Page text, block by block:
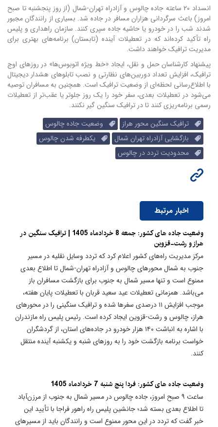
انسداد ۲۰ ساعته جاده چالوس و آزادراه تهران-شمال (از روز پنجشنبه تا صبح
امروز) باعث سرگردانی هزاران مسافر در جاده شد. بسیاری از رانندگان مجبور
شدند شب را در خودرو یا حاشیه جاده سپری کنند. سازمان راهداری و پلیس
راه تأکید کرده‌اند که در تعطیلات آینده (تابستان) برنامه‌های بهتری برای
مدیریت ترافیک خواهند داشت.
پیشنهاد کارشناسان حمل و نقل، ایجاد «خط ویژه اتوبوس‌ها» در روزهای اوج
ترافیک، افزایش تعداد دوربین‌های نظارتی و نصب تابلوهای هشدار دیجیتال
با اطلاع‌رسانی لحظه‌ای از وضعیت ترافیک است. همچنین به مسافران توصیه
می‌شود در تعطیلات بعدی، سفر خود را یک روز جلوتر یا عقب‌تر از تعطیلات
رسمی برنامه‌ریزی کنند تا در ترافیک سنگین گیر نکنند.
ترافیک سنگین محور هراز
وضعیت جاده چالوس
بازگشایی آزادراه تهران شمال
یکطرفه شدن چالوس
محدودیت تردد در چالوس
اخبار مرتبط
وضعیت جاده های کشور: جمعه 8 خردادماه 1405 | ترافیک سنگین در
هراز و رشت-قزوین
مرکز مدیریت راه‌های کشور اعلام کرد که تردد وسایل نقلیه در مسیر
جنوب به شمال محورهای چالوس و آزادراه تهران-شمال تا اطلاع بعدی
ممنوع است و تنها مسیر شمال به جنوب برای بازگشت مسافران باز
می‌باشد. همزمانی تعطیلات عید سعید قربان با تعطیلات پایان هفته،
موجب افزایش ۱۱ درصدی سفرها شده و ترافیک سنگینی را در محورهای
هراز، چالوس و رشت-قزوین ایجاد کرده است. رئیس پلیس راه مازندران
با اشاره به انباشت ۱۴۰ هزار خودرو در جاده‌های استان، از گردشگران
خواست برنامه بازگشت خود را به روزهای شنبه و یکشنبه آینده منتقل
کنند.
وضعیت جاده های کشور: فردا پنج شنبه 7 خردادماه 1405
ساعت ۹ صبح امروز، جاده چالوس در مسیر شمال به جنوب از مرزن‌آباد
تا اطلاع بعدی بسته شد؛ جانشین پلیس راه راهور فراجا با تأیید این
خبر گفت که تردد در این محور ممنوع است و رانندگان باید از مسیرهای